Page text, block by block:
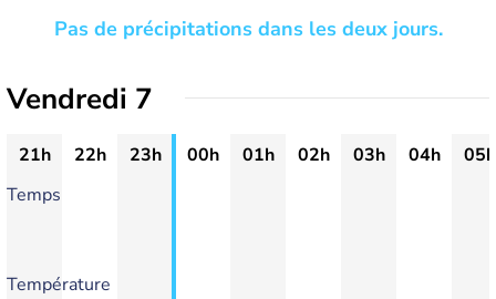
Pas de précipitations dans les deux jours.
Vendredi 7
21h 22h 23h 00h 01h 02h 03h 04h
05h
Temps
Température